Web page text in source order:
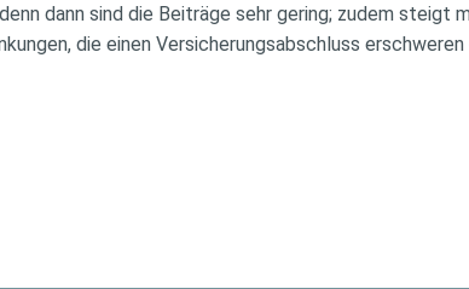
dann sind die Beiträge sehr gering; zudem steigt
die einen Versicherungsabschluss